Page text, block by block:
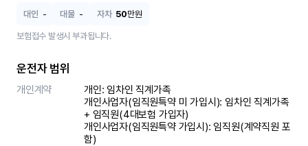
대인 - 대물 - 자차 50만원
보험접수 발생시 부과됩니다.
운전자 범위
개인계약
개인: 임차인 직계가족
개인사업자(임직원특약 미 가입시): 임차인 직계가족
+ 임직원(4대보험 가입자)
개인사업자(임직원특약 가입시): 임직원(계약직원 포
함)